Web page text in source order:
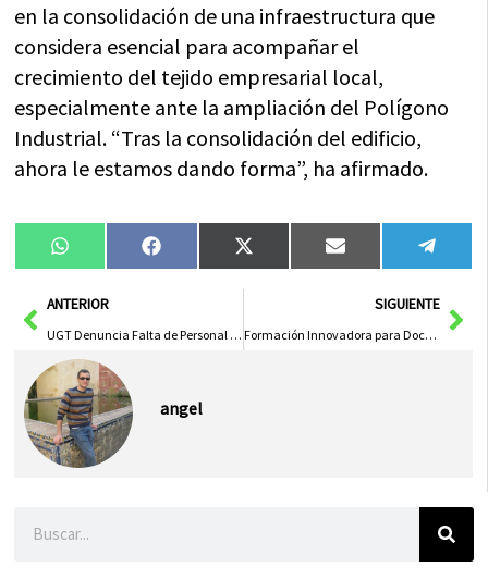
en la consolidación de una infraestructura que
considera esencial para acompañar el
crecimiento del tejido empresarial local,
especialmente ante la ampliación del Polígono
Industrial. “Tras la consolidación del edificio,
ahora le estamos dando forma”, ha afirmado.
Compartir
en
WhatsAppCompartir
en
FacebookCompartir
en
X
(Twitter)
Compartir
en
Email
en
AntANTERIOR
UGT Denuncia Falta de Personal en Unidad de Salud Mental del Hospital de Toledo Ante Inspección de Trabajo
SIGUIENTE
Formación Innovadora para Docentes en las II Jornadas ‘De Raiz’ del Patrimonio Cultural Inmaterial del Gobierno Regional
angel